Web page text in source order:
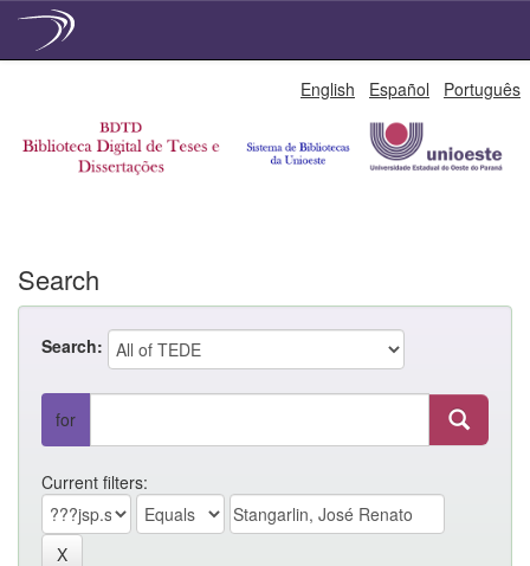
English Español Português
Search
Search:
for
Current filters: